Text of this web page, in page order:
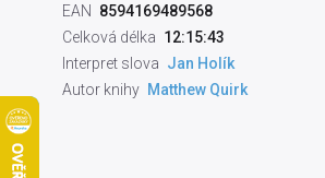
EAN
8594169489568
Celková délka 12:15:43
Interpret slova Jan Holík
Autor knihy Matthew Quirk